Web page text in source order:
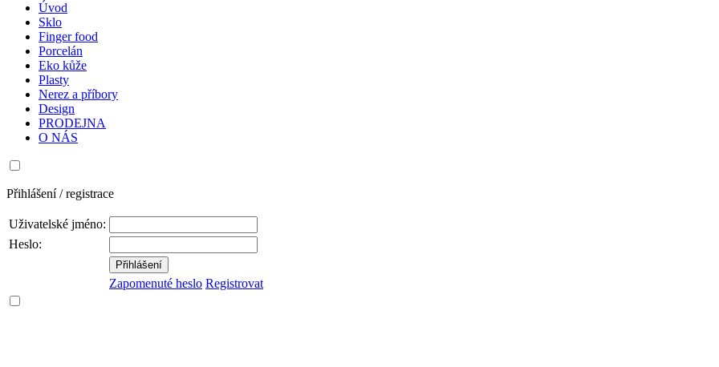
Úvod
Sklo
Finger food
Porcelán
Eko kůže
Plasty
Nerez a příbory
Design
PRODEJNA
O NÁS
Přihlášení / registrace
Uživatelské jméno:
Heslo:
Zapomenuté heslo Registrovat